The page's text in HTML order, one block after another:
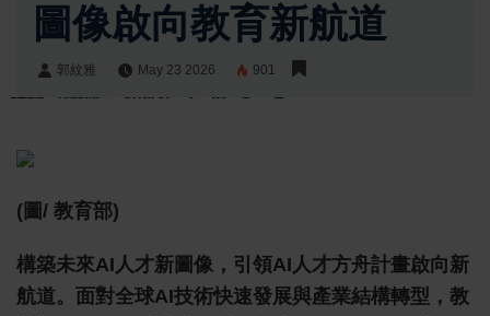
圖像啟向教育新航道
郭紋雅 May 23 2026 901
(圖/ 教育部)
構築未來AI人才新圖像，引領AI人才方舟計畫啟向新
航道。面對全球AI技術快速發展與產業結構轉型，教